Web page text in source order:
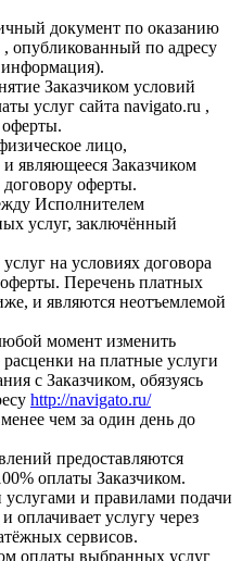
документ по оказанию
опубликованный по адресу
Заказчиком условий
услуг сайта navigato.ru ,
оферты.
лицо,
являющееся Заказчиком
оферты.
Исполнителем
услуг, заключённый
на условиях договора
Перечень платных
и являются неотъемлемой
момент изменить
на платные услуги
с Заказчиком, обязуясь
http://navigato.ru/
чем за один день до
предоставляются
оплаты Заказчиком.
и правилами подачи
оплачивает услугу через
сервисов.
оплаты выбранных услуг